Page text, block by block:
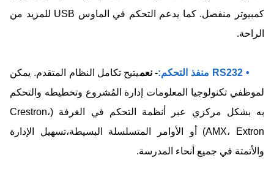
كمبيوتر منفصل. كما يدعم التحكم في الماوس USB للمزيد من
الراحة.
• RS232 منفذ التحكم: - نعميتيح تكامل النظام المتقدم. يمكن
لموظفي تكنولوجيا المعلومات إدارة المُشروع وتخطيطه والتحكم
به بشكل مركزي عبر أنظمة التحكم في الغرفة (Crestron،
AMX، Extron) أو الأوامر المتسلسلة البسيطة،تسهيل الإدارة
والأتمتة في جميع أنحاء المدرسة.